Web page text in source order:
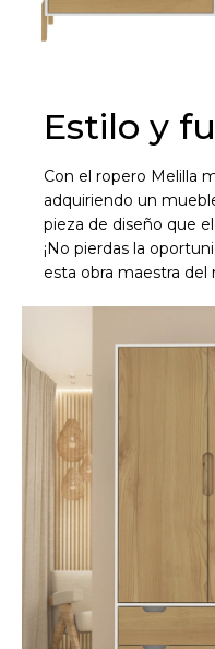
Estilo y
Con el ropero Melilla
adquiriendo un
pieza de diseño que
¡No pierdas la
esta obra maestra del